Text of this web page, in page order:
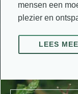
mensen een
plezier en
LEES